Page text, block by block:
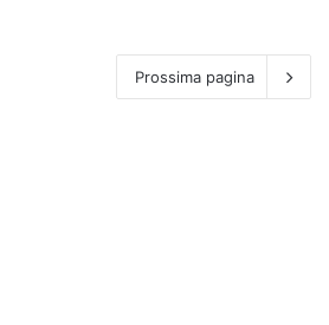
Prossima pagina